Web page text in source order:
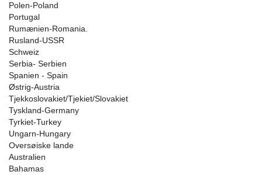
Polen-Poland
Portugal
Rumænien-Romania.
Rusland-USSR
Schweiz
Serbia- Serbien
Spanien - Spain
Østrig-Austria
Tjekkoslovakiet/Tjekiet/Slovakiet
Tyskland-Germany
Tyrkiet-Turkey
Ungarn-Hungary
Oversøiske lande
Australien
Bahamas